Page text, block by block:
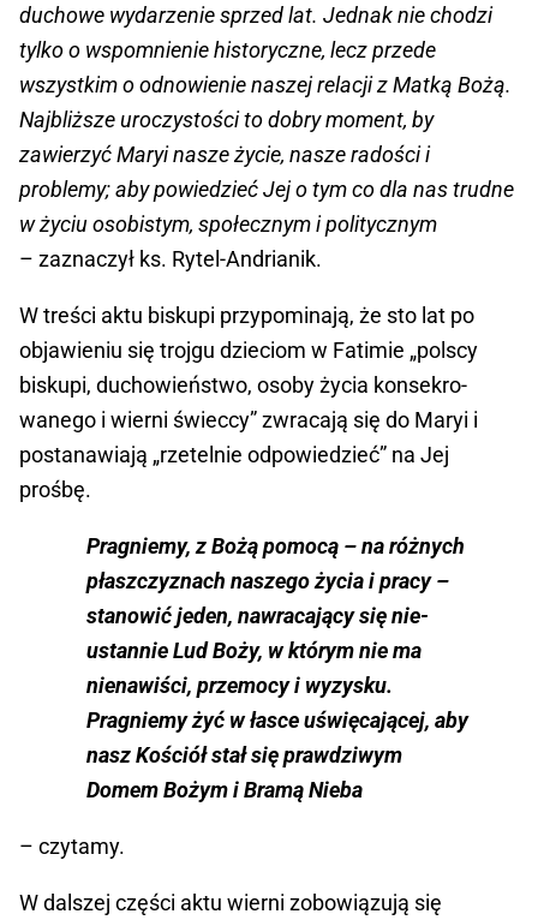
duchowe wydarzenie sprzed lat. Jednak nie chodzi
tylko o wspomnienie historyczne, lecz przede
wszystkim o odnowienie naszej relacji z Matką Bożą.
Najbliższe uroczystości to dobry moment, by
zawierzyć Maryi nasze życie, nasze radości i
problemy; aby powiedzieć Jej o tym co dla nas trudne
w życiu osobistym, społecznym i politycznym
– zaznaczył ks. Rytel-Andrianik.
W treści aktu biskupi przypominają, że sto lat po
objawieniu się trojgu dzie­ciom w Fatimie „polscy
biskupi, duchowieństwo, osoby życia konsekro­
wanego i wierni świeccy” zwracają się do Maryi i
postanawiają „rzetelnie odpowiedzieć” na Jej
prośbę.
Pragniemy, z Bożą pomocą – na różnych
płaszczyznach na­szego życia i pracy –
stanowić jeden, nawracający się nie­
ustannie Lud Boży, w którym nie ma
nienawiści, przemocy i wyzysku.
Pragniemy żyć w łasce uświęcającej, aby
nasz Ko­ściół stał się prawdziwym
Domem Bożym i Bramą Nieba
– czytamy.
W dalszej części aktu wierni zobowiązują się